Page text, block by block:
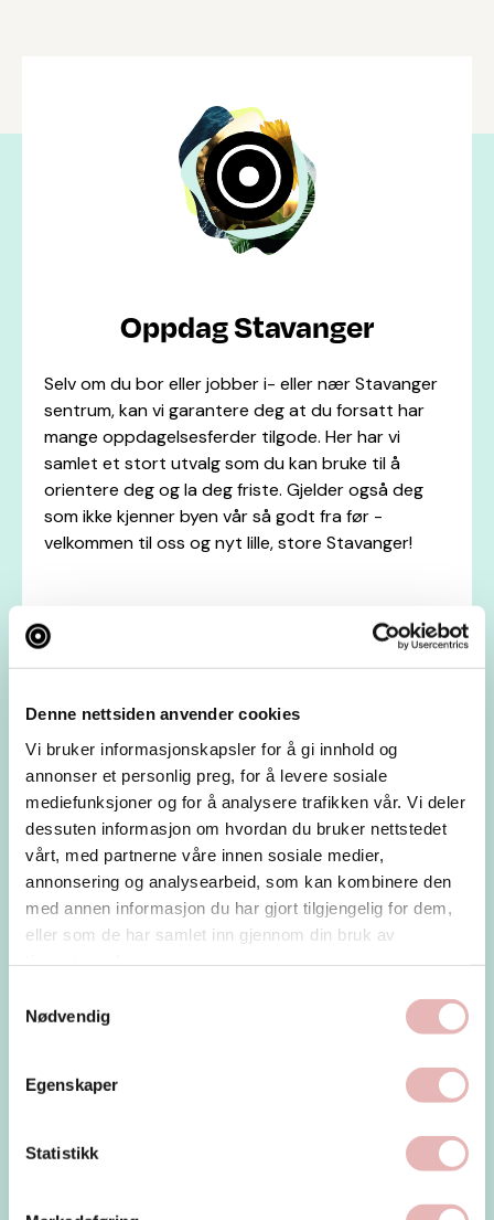
Denne nettsiden anvender cookies
Vi bruker informasjonskapsler for å gi innhold og
annonser et personlig preg, for å levere sosiale
mediefunksjoner og for å analysere trafikken vår. Vi deler
dessuten informasjon om hvordan du bruker nettstedet
vårt, med partnerne våre innen sosiale medier,
annonsering og analysearbeid, som kan kombinere den
med annen informasjon du har gjort tilgjengelig for dem,
eller som de har samlet inn gjennom din bruk av
Nødvendig
Egenskaper
Statistikk
Oppdag Stavanger
Selv om du bor eller jobber i- eller nær Stavanger
sentrum, kan vi garantere deg at du forsatt har
mange oppdagelsesferder tilgode. Her har vi
samlet et stort utvalg som du kan bruke til å
orientere deg og la deg friste. Gjelder også deg
som ikke kjenner byen vår så godt fra før -
velkommen til oss og nyt lille, store Stavanger!
Overnatting Gatene våre
Kjekke ting for ungdommen i byen